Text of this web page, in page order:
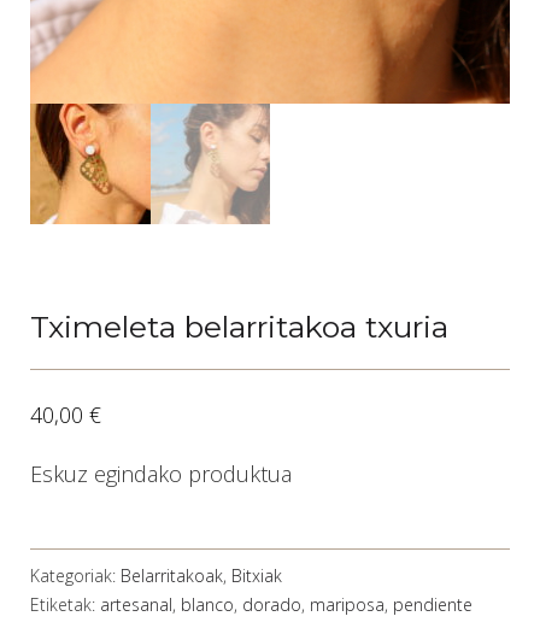
Tximeleta belarritakoa txuria
40,00 €
Eskuz egindako produktua
Kategoriak: Belarritakoak, Bitxiak
Etiketak: artesanal, blanco, dorado, mariposa, pendiente